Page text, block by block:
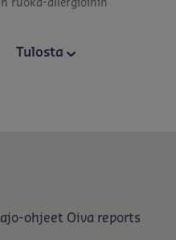
ruoka-allergioihin
Tulosta
ohjeet Oiva reports